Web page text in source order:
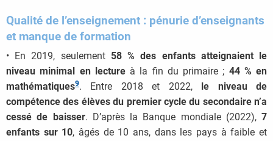
Qualité de l’enseignement : pénurie d’enseignants
et manque de formation
• En 2019, seulement 58 % des enfants atteignaient le
niveau minimal en lectureà la fin du primaire ; 44 % en
mathématiques9. Entre 2018 et 2022,
le niveau de
compétence des élèves du premier cycle du secondaire n’a
cessé de baisser. D’après la Banque mondiale (2022), 7
enfants sur 10, âgés de 10 ans, dans les pays à faible et